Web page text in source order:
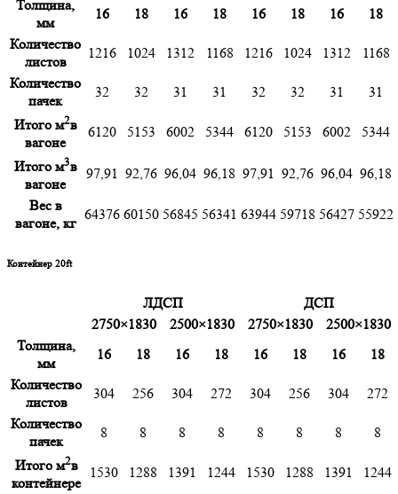
Толщина,
мм
16 18 16 18 16 18 16
18
Количество
листов
1216 1024 1312 1168 1216 1024 1312
1168
Количество
пачек
32 32 31 31 32 32 31
31
Итого м2в
вагоне
6120 5153 6002 5344 6120 5153 6002 5344
Итого м3в
вагоне
97,91 92,76 96,04 96,18 97,91 92,76 96,04 96,18
Вес в
вагоне, кг
64376 60150 56845 56341 63944 59718 56427 55922
Контейнер 20ft
ЛДСП
ДСП
2750×1830
2500×1830 2750×1830
2500×1830
Толщина,
мм
16 18 16 18 16 18 16
18
Количество
листов
304 256 304 272 304 256 304
272
Количество
пачек
8 8 8 8 8 8 8
8
Итого м2в
контейнере
1530 1288 1391 1244 1530 1288 1391 1244